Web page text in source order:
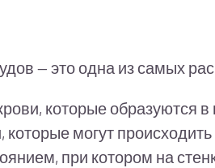
— это одна из самых
которые образуются в
могут происходить
при котором на